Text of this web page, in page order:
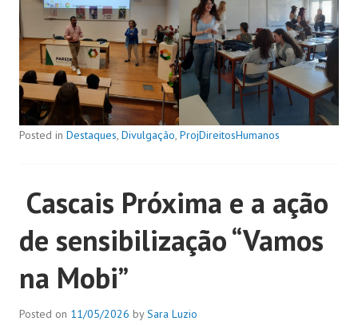
Posted in Destaques, Divulgação, ProjDireitosHumanos
Cascais Próxima e a ação
de sensibilização “Vamos
na Mobi”
Posted on 11/05/2026 bySara Luzio